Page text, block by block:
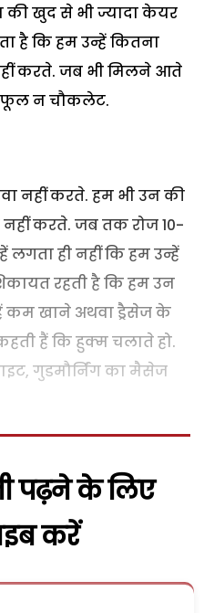
की खुद से भी ज्यादा केयर
है कि हम उन्हें कितना
करते. जब भी मिलने आते
फूल न चौकलेट.
नहीं करते. हम भी उन की
नहीं करते. जब तक रोज 10-
ही नहीं कि हम उन्हें
रहती है कि हम उन
कम खाने अथवा ड्रैसेज के
हैं कि हुक्म चलाते हो.
गुडमौर्निंग का मैसेज
पढ़ने के लिए
करें